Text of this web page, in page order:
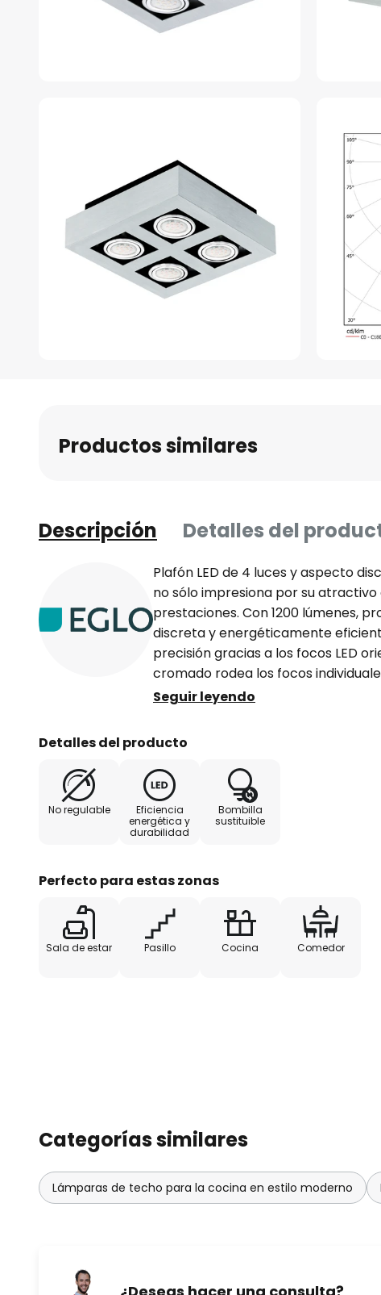
Productos similares
Descripción Detalles del
Plafón LED de 4 luces y aspecto
no sólo impresiona por su
prestaciones. Con 1200 lúmenes,
discreta y energéticamente
precisión gracias a los focos LED
cromado rodea los focos
cuerpo angular. Con su sencilla
interior moderno, haciendo que el
pared. Incluye fuentes de luz LED
Seguir leyendo
Detalles del producto
No regulable
Eficiencia
energética y
durabilidad
Bombilla
sustituible
Perfecto para estas zonas
Sala de estar Pasillo Cocina Comedor
Categorías similares
Lámparas de techo para la cocina en estilo moderno